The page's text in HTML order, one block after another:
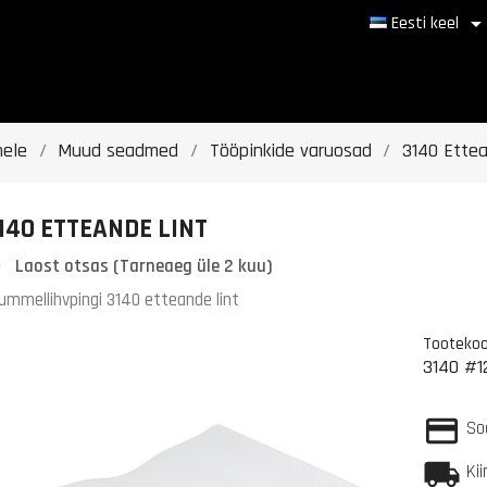
Eesti keel 
Muud seadmed Tööpinkide varuosad 3140
ETTEANDE LINT
Laost otsas (Tarneaeg üle 2 kuu)
3140 etteande lint
3140